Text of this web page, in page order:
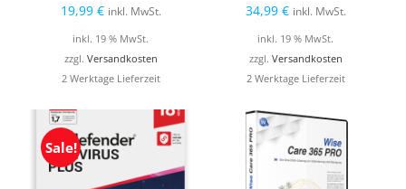
19,99 € inkl. MwSt.
inkl. 19 % MwSt.
zzgl. Versandkosten
2 Werktage Lieferzeit
34,99 € inkl. MwSt.
inkl. 19 % MwSt.
zzgl. Versandkosten
2 Werktage Lieferzeit
Sale!